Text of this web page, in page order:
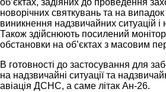
об’єктах, задіяних до проведення
новорічних святкувань та на випадок
виникнення надзвичайних ситуацій і
Також здійснюють посилений
обстановки на об’єктах з масовим
В готовності до застосування для
на надзвичайні ситуації та
авіація ДСНС, а саме літак Ан-26.